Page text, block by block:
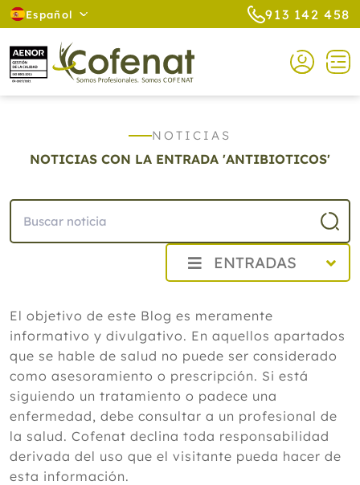
Español 913 142 458
NOTICIAS
NOTICIAS CON LA ENTRADA 'ANTIBIOTICOS'
ENTRADAS
Agosto
Cistitis en verano: cinco remedios
naturales para aliviar los síntomas,
según un experto
Julio
Junio
Mayo
Marzo
El objetivo de este Blog es meramente
informativo y divulgativo. En aquellos apartados
que se hable de salud no puede ser considerado
como asesoramiento o prescripción. Si está
siguiendo un tratamiento o padece una
enfermedad, debe consultar a un profesional de
la salud. Cofenat declina toda responsabilidad
derivada del uso que el visitante pueda hacer de
esta información.